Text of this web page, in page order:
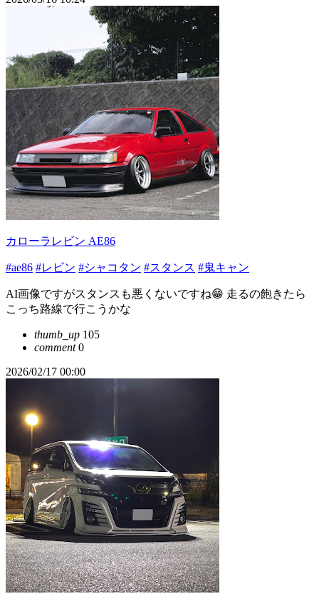
カローラレビン AE86
#ae86 #レビン #シャコタン #スタンス #鬼キャン
AI画像ですがスタンスも悪くないですね😁 走るの飽きたら
こっち路線で行こうかな
thumb_up 105
comment0
2026/02/17 00:00